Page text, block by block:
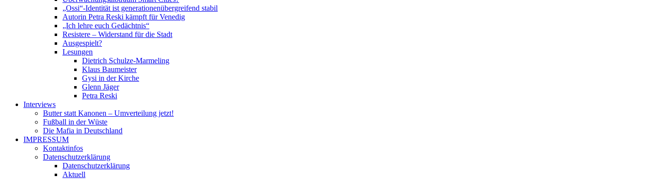
„Ossi“-Identität ist generationenübergreifend stabil
Autorin Petra Reski kämpft für Venedig
„Ich lehre euch Gedächtnis“
Resistere – Widerstand für die Stadt
Ausgespielt?
Lesungen
Dietrich Schulze-Marmeling
Klaus Baumeister
Gysi in der Kirche
Glenn Jäger
Petra Reski
Interviews
Butter statt Kanonen – Umverteilung jetzt!
Fußball in der Wüste
Die Mafia in Deutschland
IMPRESSUM
Kontaktinfos
Datenschutzerklärung
Datenschutzerklärung
Aktuell